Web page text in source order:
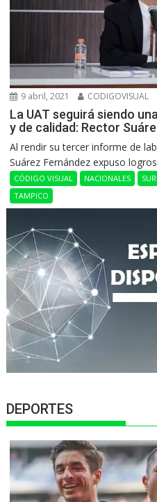
9 abril, 2021 CODIGOVISUAL
La UAT seguirá siendo
y de calidad: Rector
Al rendir su tercer informe de
Suárez Fernández expuso
CÓDIGO VISUAL NACIONALES
TAMPICO
DEPORTES